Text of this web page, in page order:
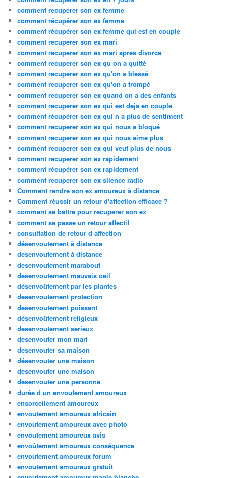
comment recuperer son ex femme
comment récupérer son ex femme
comment récupérer son ex femme qui est en couple
comment recuperer son ex mari
comment recuperer son ex mari apres divorce
comment recuperer son ex qu on a quitté
comment recuperer son ex qu'on a blessé
comment recuperer son ex qu'on a trompé
comment recuperer son ex quand on a des enfants
comment recuperer son ex qui est deja en couple
comment récupérer son ex qui n a plus de sentiment
comment recuperer son ex qui nous a bloqué
comment recuperer son ex qui nous aime plus
comment recuperer son ex qui veut plus de nous
comment recuperer son ex rapidement
comment récupérer son ex rapidement
comment recuperer son ex silence radio
Comment rendre son ex amoureux à distance
Comment réussir un retour d'affection efficace ?
comment se battre pour recuperer son ex
comment se passe un retour affectif
consultation de retour d affection
désenvoutement à distance
desenvoutement à distance
desenvoutement marabout
desenvoutement mauvais oeil
désenvoûtement par les plantes
desenvoutement protection
desenvoutement puissant
désenvoûtement religieux
desenvoutement serieux
desenvouter mon mari
desenvouter sa maison
désenvouter une maison
desenvouter une maison
desenvouter une personne
durée d un envoutement amoureux
ensorcellement amoureux
envoutement amoureux africain
envoutement amoureux avec photo
envoutement amoureux avis
envoûtement amoureux conséquence
envoutement amoureux forum
envoutement amoureux gratuit